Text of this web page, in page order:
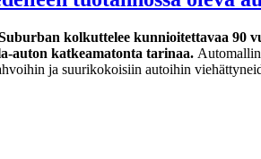
kolkuttelee kunnioitettavaa 90
auton katkeamatonta tarinaa.
ja suurikokoisiin autoihin